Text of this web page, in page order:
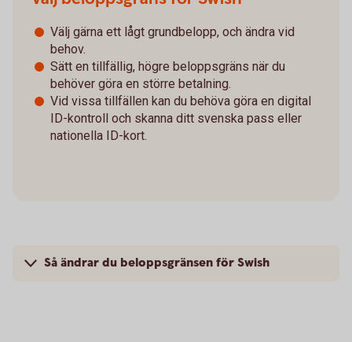
Välj gärna ett lågt grundbelopp, och ändra vid
behov.
Sätt en tillfällig, högre beloppsgräns när du
behöver göra en större betalning.
Vid vissa tillfällen kan du behöva göra en digital
ID-kontroll och skanna ditt svenska pass eller
nationella ID-kort.
Så ändrar du beloppsgränsen för Swish